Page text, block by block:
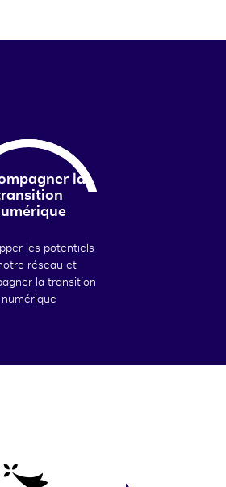
la
les potentiels
réseau et
la transition
numérique